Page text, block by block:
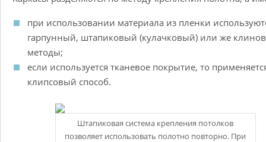
при использовании материала из пленки
гарпунный, штапиковый (кулачковый) или же
методы;
если используется тканевое покрытие, то
клипсовый способ.
Штапиковая система крепления потолков
позволяет использовать полотно повторно. При